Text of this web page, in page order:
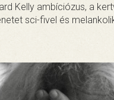
Kelly ambíciózus, a
sci-fivel és